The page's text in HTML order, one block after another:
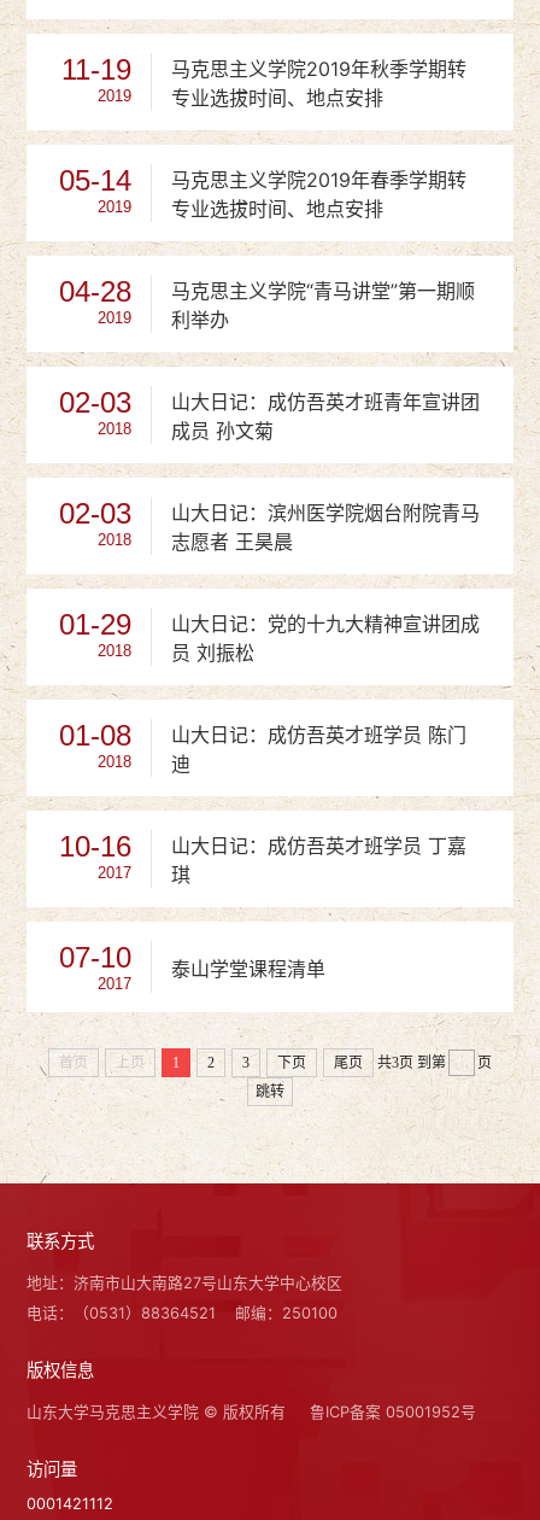
11-19
2019
马克思主义学院2019年秋季学期转
专业选拔时间、地点安排
05-14
2019
马克思主义学院2019年春季学期转
专业选拔时间、地点安排
04-28
2019
马克思主义学院“青马讲堂”第一期顺
利举办
02-03
2018
山大日记：成仿吾英才班青年宣讲团
成员 孙文菊
02-03
2018
山大日记：滨州医学院烟台附院青马
志愿者 王昊晨
01-29
2018
山大日记：党的十九大精神宣讲团成
员 刘振松
01-08
2018
山大日记：成仿吾英才班学员 陈门
迪
10-16
2017
山大日记：成仿吾英才班学员 丁嘉
琪
07-10
2017
泰山学堂课程清单
首页 上页 1 2 3 下页 尾页 共3页 到第
页
跳转
联系方式
地址：济南市山大南路27号山东大学中心校区
电话：（0531）88364521
邮编：250100
版权信息
山东大学马克思主义学院 © 版权所有 鲁ICP备案 05001952号
访问量
0001421112